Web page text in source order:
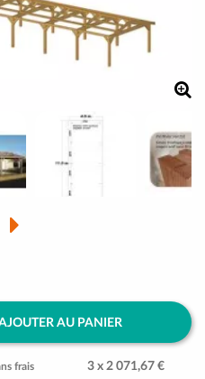
AU PANIER
frais 3 x 2 071,67 €